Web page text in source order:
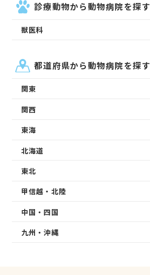
診療動物から動物病院を探す
獣医科
都道府県から動物病院を探す
関東
関西
東海
北海道
東北
甲信越・北陸
中国・四国
九州・沖縄